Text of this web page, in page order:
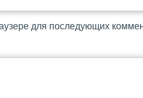
для последующих